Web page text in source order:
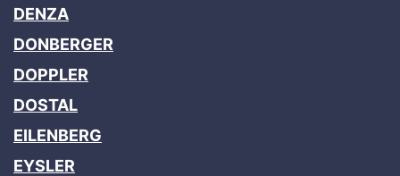
DENZA
DONBERGER
DOPPLER
DOSTAL
EILENBERG
EYSLER